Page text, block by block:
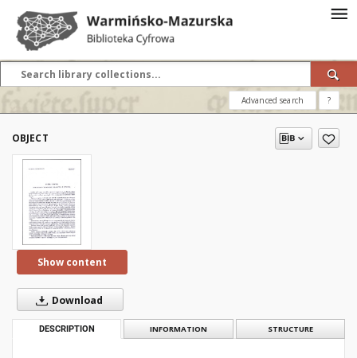
Advanced search ?
OBJECT
Show content
Download
DESCRIPTION INFORMATION STRUCTURE